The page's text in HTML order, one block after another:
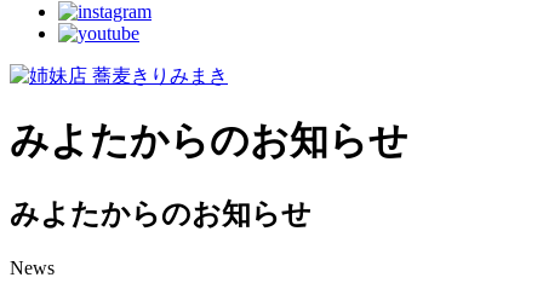
みよたからのお知らせ
みよたからのお知らせ
News